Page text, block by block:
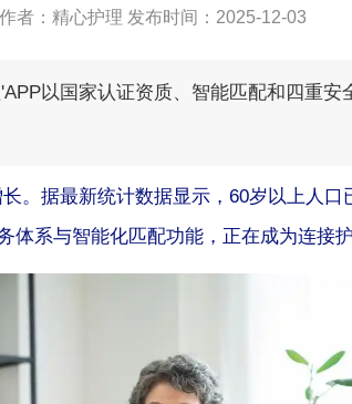
者：精心护理 发布时间：2025-12-03
以国家认证资质、智能匹配和四重安
。据最新统计数据显示，60岁以上人
系与智能化匹配功能，正在成为连接